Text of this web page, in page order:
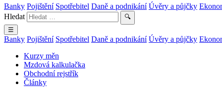
Banky Pojištění Spotřebitel Daně a podnikání Úvěry a půjčky
Hledat
🔍
☰
Banky Pojištění Spotřebitel Daně a podnikání Úvěry a půjčky
Kurzy měn
Mzdová kalkulačka
Obchodní rejstřík
Články